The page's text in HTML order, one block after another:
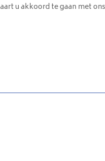
u akkoord te gaan met ons